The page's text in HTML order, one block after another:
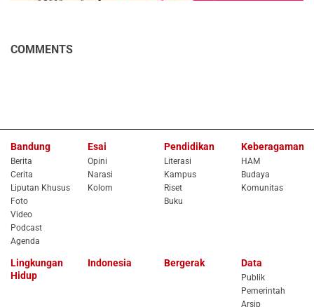
COMMENTS
Bandung
Berita
Cerita
Liputan Khusus
Foto
Video
Podcast
Agenda
Esai
Opini
Narasi
Kolom
Pendidikan
Literasi
Kampus
Riset
Buku
Keberagaman
HAM
Budaya
Komunitas
Lingkungan
Hidup
Indonesia Bergerak Data
Publik
Pemerintah
Arsip